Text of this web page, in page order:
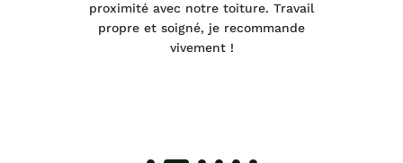
proximité avec notre toiture. Travail
propre et soigné, je recommande
vivement !